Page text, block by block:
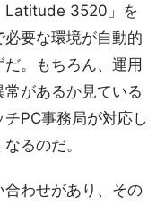
Latitude 3520」を
要な環境が自動的
。もちろん、運用
があるか見ている
PC事務局が対応し
るのだ。
わせがあり、その